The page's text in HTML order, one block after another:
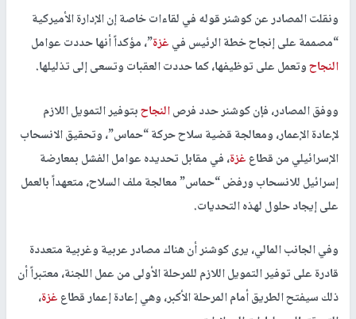
ونقلت المصادر عن كوشنر قوله في لقاءات خاصة إن الإدارة الأميركية
“مصممة على إنجاح خطة الرئيس فيغزة”، مؤكداً أنها حددت عوامل
النجاحوتعمل على توظيفها، كما حددت العقبات وتسعى إلى تذليلها.
ووفق المصادر، فإن كوشنر حدد فرصالنجاحبتوفير التمويل اللازم
لإعادة الإعمار، ومعالجة قضية سلاح حركة “حماس”، وتحقيق الانسحاب
الإسرائيلي من قطاعغزة، في مقابل تحديده عوامل الفشل بمعارضة
إسرائيل للانسحاب ورفض “حماس” معالجة ملف السلاح، متعهداً بالعمل
على إيجاد حلول لهذه التحديات.
وفي الجانب المالي، يرى كوشنر أن هناك مصادر عربية وغربية متعددة
قادرة على توفير التمويل اللازم للمرحلة الأولى من عمل اللجنة، معتبراً أن
ذلك سيفتح الطريق أمام المرحلة الأكبر، وهي إعادة إعمار قطاعغزة،